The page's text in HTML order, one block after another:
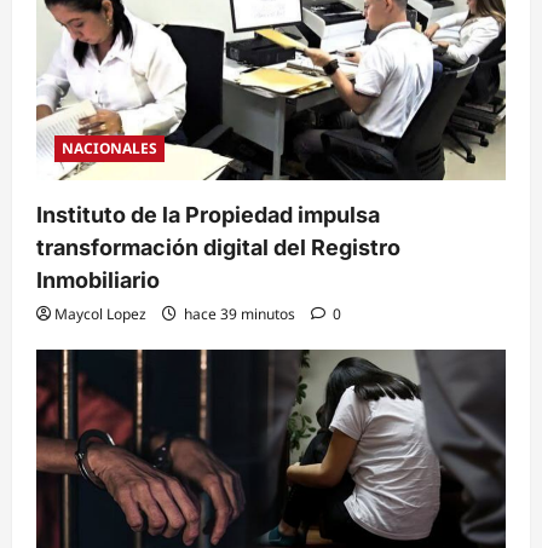
NACIONALES
Instituto de la Propiedad impulsa
transformación digital del Registro
Inmobiliario
Maycol Lopez hace 39 minutos 0